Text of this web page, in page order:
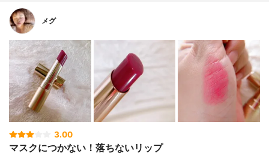
メグ
3.00
マスクにつかない！落ちないリップ